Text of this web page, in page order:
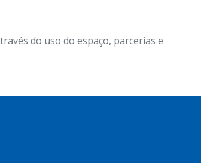
do uso do espaço, parcerias e